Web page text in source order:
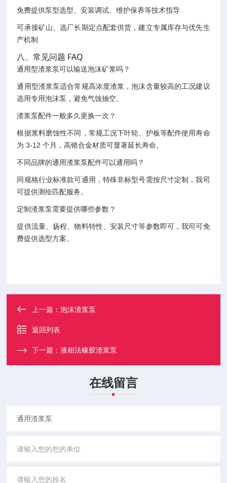
免费提供泵型选型、安装调试、维护保养等技术指导
可承接矿山、选厂长期定点配套供货，建立专属库存与优先生
产机制
八、常见问题 FAQ
通用型渣浆泵可以输送泡沫矿浆吗？
通用型渣浆泵适合常规高浓度渣浆，泡沫含量较高的工况建议
选用专用泡沫泵，避免气蚀抽空。
渣浆泵配件一般多久更换一次？
根据浆料磨蚀性不同，常规工况下叶轮、护板等配件使用寿命
为 3-12 个月，高铬合金材质可显著延长寿命。
不同品牌的通用渣浆泵配件可以通用吗？
同规格行业标准款可通用，特殊非标型号需按尺寸定制，我司
可提供测绘匹配服务。
定制渣浆泵需要提供哪些参数？
提供流量、扬程、物料特性、安装尺寸等参数即可，我司可免
费提供选型方案。
上一篇：泡沫渣浆泵
返回列表
下一篇：液相法橡胶渣浆泵
在线留言